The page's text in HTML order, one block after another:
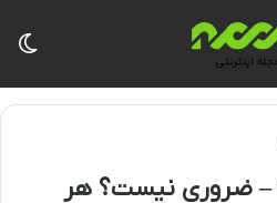
– ضروری نیست؟ هر